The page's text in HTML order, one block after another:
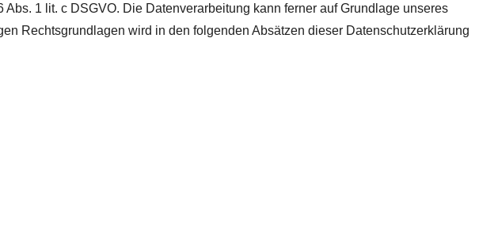
1 lit. c DSGVO. Die Datenverarbeitung kann ferner auf Grundlage unseres
Rechtsgrundlagen wird in den folgenden Absätzen dieser Datenschutzerklärung